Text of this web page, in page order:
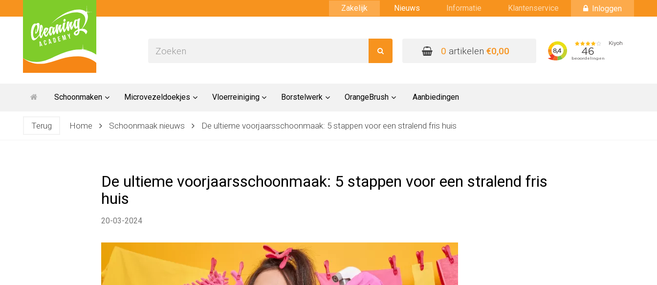
Inloggen
Zakelijk Nieuws Informatie Klantenservice
0 artikelen €0,00
Schoonmaken Microvezeldoekjes Vloerreiniging Borstelwerk OrangeBrush Aanbiedingen
Terug Home Schoonmaak nieuws De ultieme voorjaarsschoonmaak: 5 stappen voor een stralend fris huis
De ultieme voorjaarsschoonmaak: 5 stappen voor een stralend fris
huis
20-03-2024